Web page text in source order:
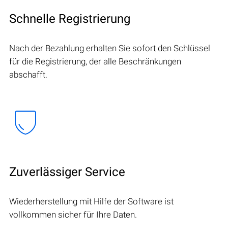
Schnelle Registrierung
Nach der Bezahlung erhalten Sie sofort den Schlüssel
für die Registrierung, der alle Beschränkungen
abschafft.
Zuverlässiger Service
Wiederherstellung mit Hilfe der Software ist
vollkommen sicher für Ihre Daten.